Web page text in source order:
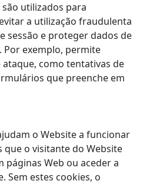
utilizados para
a utilização fraudulenta
sessão e proteger dados de
Por exemplo, permite
como tentativas de
que preenche em
o Website a funcionar
que o visitante do Website
páginas Web ou aceder a
Sem estes cookies, o